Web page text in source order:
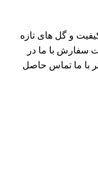
و گل های تازه
سفارش با ما در
با ما تماس حاصل